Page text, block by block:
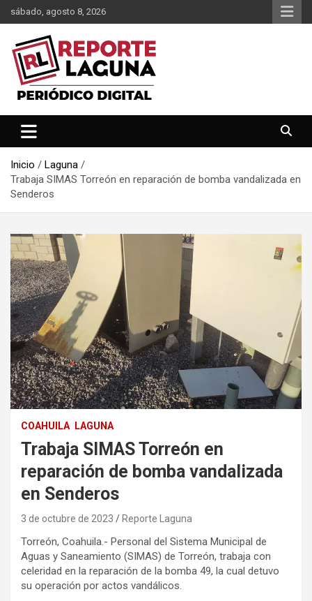
Saltar
al
contenido
sábado, agosto 8, 2026
Reporte Laguna
Inicio
Laguna
Trabaja SIMAS Torreón en reparación de bomba vandalizada en
Senderos
COAHUILA LAGUNA
Trabaja SIMAS Torreón en
reparación de bomba vandalizada
en Senderos
3 de octubre de 2023 Reporte Laguna
Torreón, Coahuila.- Personal del Sistema Municipal de
Aguas y Saneamiento (SIMAS) de Torreón, trabaja con
celeridad en la reparación de la bomba 49, la cual detuvo
su operación por actos vandálicos.